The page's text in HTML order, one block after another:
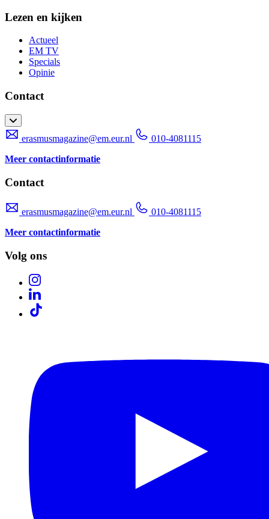
Lezen en kijken
Actueel
EM TV
Specials
Opinie
Contact
erasmusmagazine@em.eur.nl
010-4081115
Meer contactinformatie
Contact
erasmusmagazine@em.eur.nl
010-4081115
Meer contactinformatie
Volg ons